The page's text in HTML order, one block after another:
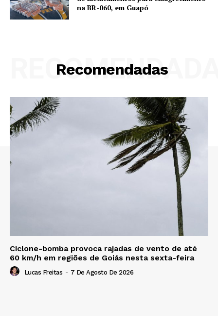
na BR-060, em Guapó
Recomendadas
Ciclone-bomba provoca rajadas de vento de até
60 km/h em regiões de Goiás nesta sexta-feira
Lucas Freitas - 7 De Agosto De 2026